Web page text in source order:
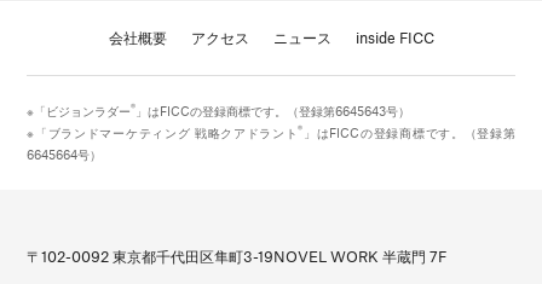
会社概要 アクセス ニュース inside FICC
※「ビジョンラダー® 」はFICCの登録商標です。（登録第6645643号）
※「ブランドマーケティング 戦略クアドラント® 」はFICCの登録商標です。（登録第
6645664号）
〒102-0092 東京都千代田区隼町3-19NOVEL WORK 半蔵門 7F